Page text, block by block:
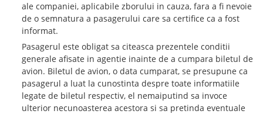
ale companiei, aplicabile zborului in cauza, fara a fi nevoie
de o semnatura a pasagerului care sa certifice ca a fost
informat.
Pasagerul este obligat sa citeasca prezentele conditii
generale afisate in agentie inainte de a cumpara biletul de
avion. Biletul de avion, o data cumparat, se presupune ca
pasagerul a luat la cunostinta despre toate informatiile
legate de biletul respectiv, el nemaiputind sa invoce
ulterior necunoasterea acestora si sa pretinda eventuale